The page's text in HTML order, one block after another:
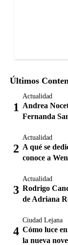
Últimos
Actualidad
Andrea
Fernanda
Actualidad
A qué se
conoce a
Actualidad
Rodrigo
de Adriana
Ciudad Lejana
Cómo luce
la nueva